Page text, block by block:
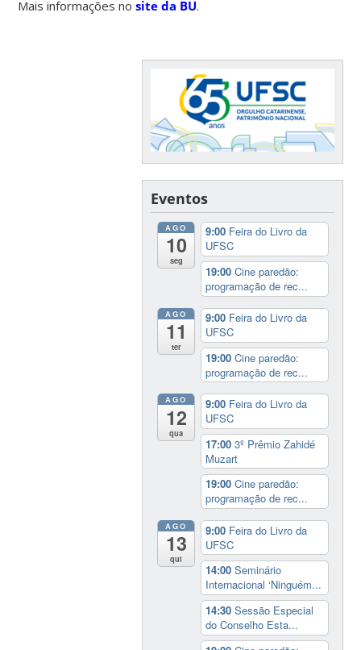
Mais informações nosite da BU.
Eventos
AGO
10
seg
9:00 Feira do Livro da
UFSC
19:00Cine paredão:
programação de rec...
AGO
11
ter
9:00 Feira do Livro da
UFSC
19:00Cine paredão:
programação de rec...
AGO
12
qua
9:00 Feira do Livro da
UFSC
17:003º Prêmio Zahidé
Muzart
19:00Cine paredão:
programação de rec...
AGO
13
qui
9:00 Feira do Livro da
UFSC
14:00Seminário
Internacional ‘Ninguém...
14:30Sessão Especial
do Conselho Esta...